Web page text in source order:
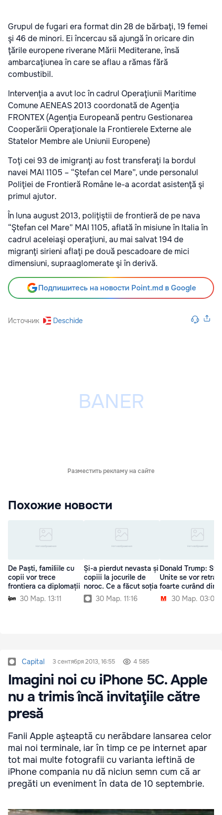
Grupul de fugari era format din 28 de bărbaţi, 19 femei
şi 46 de minori. Ei încercau să ajungă în oricare din
ţările europene riverane Mării Mediterane, însă
ambarcaţiunea în care se aflau a rămas fără
combustibil.
Intervenţia a avut loc în cadrul Operaţiunii Maritime
Comune AENEAS 2013 coordonată de Agenţia
FRONTEX (Agenţia Europeană pentru Gestionarea
Cooperării Operaţionale la Frontierele Externe ale
Statelor Membre ale Uniunii Europene)
Toţi cei 93 de imigranţi au fost transferaţi la bordul
navei MAI 1105 – “Ştefan cel Mare”, unde personalul
Poliţiei de Frontieră Române le-a acordat asistenţă şi
primul ajutor.
În luna august 2013, poliţiştii de frontieră de pe nava
“Ştefan cel Mare” MAI 1105, aflată în misiune în Italia în
cadrul aceleiaşi operaţiuni, au mai salvat 194 de
migranţi sirieni aflaţi pe două pescadoare de mici
dimensiuni, supraaglomerate şi în derivă.
Подпишитесь на новости Point.md в Google
Источник Deschide
Разместить рекламу на сайте
Похожие новости
De Paști, familiile cu
copii vor trece
frontiera ca diplomații
30 Мар. 13:11
Și-a pierdut nevasta și
copiii la jocurile de
noroc. Ce a făcut soția
30 Мар. 11:16
Donald Trump:
Unite se vor
foarte curând din
30 Мар. 03:00
Capital 3 сентября 2013, 16:55 4 585
Imagini noi cu iPhone 5C. Apple
nu a trimis încă invitaţiile către
presă
Fanii Apple aşteaptă cu nerăbdare lansarea celor
mai noi terminale, iar în timp ce pe internet apar
tot mai multe fotografii cu varianta ieftină de
iPhone compania nu dă niciun semn cum că ar
pregăti un eveniment în data de 10 septembrie.